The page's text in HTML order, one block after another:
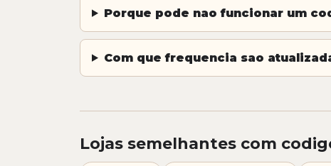
Porque pode nao funcionar um
Com que frequencia sao
Lojas semelhantes com